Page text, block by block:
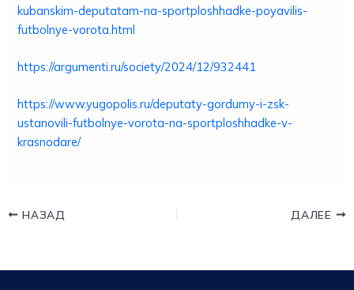
kubanskim-deputatam-na-sportploshhadke-poyavilis-
futbolnye-vorota.html
https://argumenti.ru/society/2024/12/932441
https://www.yugopolis.ru/deputaty-gordumy-i-zsk-
ustanovili-futbolnye-vorota-na-sportploshhadke-v-
krasnodare/
НАЗАД ДАЛЕЕ